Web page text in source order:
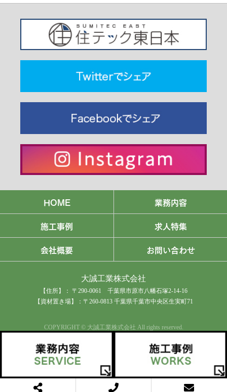
HOME
業務内容
施工事例
求人特集
会社概要
お問い合わせ
大誠工業株式会社
【住所】： 〒290-0061 千葉県市原市八幡石塚2-14-16
【資材置き場】：〒260-0813 千葉県千葉市中央区生実町71
COPYRIGHT © 大誠工業株式会社 All rights reserved.